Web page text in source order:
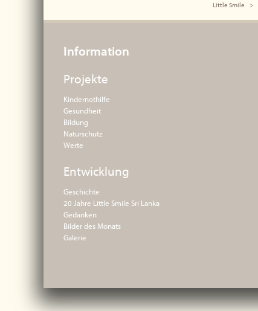
Little Smile
Information
Projekte
Kindernothilfe
Gesundheit
Bildung
Naturschutz
Werte
Entwicklung
Geschichte
20 Jahre Little Smile Sri Lanka
Gedanken
Bilder des Monats
Galerie